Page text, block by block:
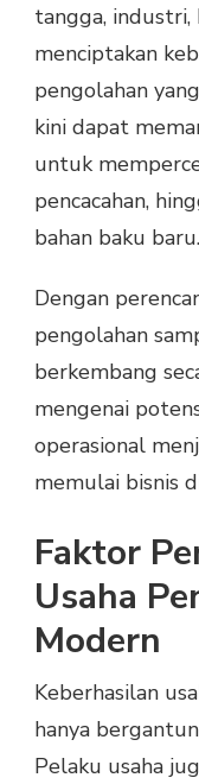
tangga, industri,
menciptakan
pengolahan
kini dapat
untuk
pencacahan,
bahan baku baru.
Dengan
pengolahan
berkembang
mengenai
operasional
memulai bisnis
Faktor
Usaha
Modern
Keberhasilan
hanya
Pelaku usaha